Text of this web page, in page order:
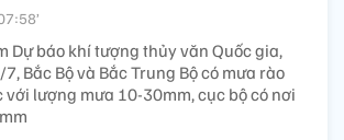
Dự báo khí tượng thủy văn Quốc gia,
Bắc Bộ và Bắc Trung Bộ có mưa rào
lượng mưa 10-30mm, cục bộ có nơi